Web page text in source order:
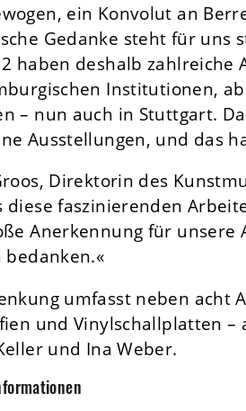
ein Konvolut an
Gedanke steht für uns
haben deshalb zahlreiche
Institutionen,
– nun auch in Stuttgart.
Ausstellungen, und das
Direktorin des
diese faszinierenden
Anerkennung für unsere
bedanken.«
umfasst neben acht
und Vinylschallplatten –
und Ina Weber.